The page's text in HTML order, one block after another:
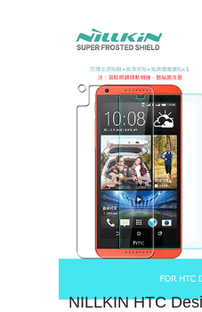
NILLKIN HTC